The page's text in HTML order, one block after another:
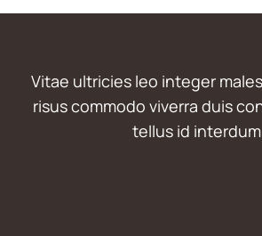
A
EL
PERDÓN
EN
Vitae ultricies leo integer
risus commodo viverra duis
tellus id